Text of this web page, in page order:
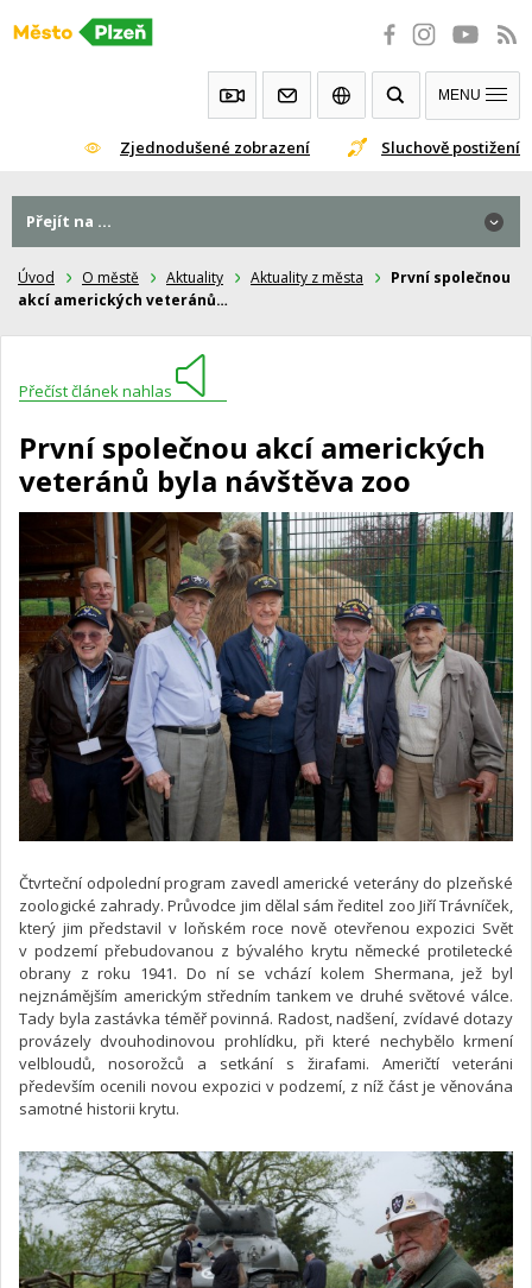
Přeskočit
Zjednodušené zobrazení Sluchově postižení
MENU
Úvod O městě Aktuality Aktuality z města
První společnou
akcí amerických veteránů…
Přečíst článek nahlas
První společnou akcí amerických
veteránů byla návštěva zoo
Čtvrteční odpolední program zavedl americké veterány do plzeňské
zoologické zahrady. Průvodce jim dělal sám ředitel zoo Jiří Trávníček,
který jim představil v loňském roce nově otevřenou expozici Svět
v podzemí přebudovanou z bývalého krytu německé protiletecké
obrany z roku 1941. Do ní se vchází kolem Shermana, jež byl
nejznámějším americkým středním tankem ve druhé světové válce.
Tady byla zastávka téměř povinná. Radost, nadšení, zvídavé dotazy
provázely dvouhodinovou prohlídku, při které nechybělo krmení
velbloudů, nosorožců a setkání s žirafami. Američtí veteráni
především ocenili novou expozici v podzemí, z níž část je věnována
samotné historii krytu.
Přejít na ...